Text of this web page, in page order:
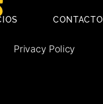
CONTACTO
Privacy Policy